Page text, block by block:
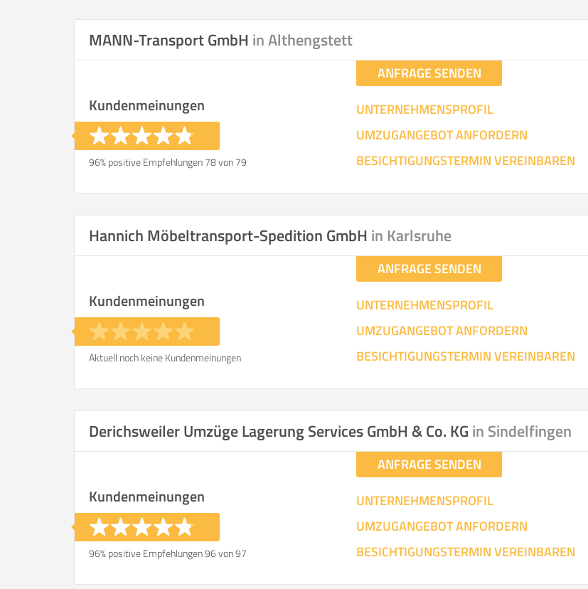
Selbst umziehen.
Helfer .
Stunden
Stunden
KOSTENSCHÄTZUNG:
€ -€ .
SO ERRECHNET SICH DIE KOSTENSCHÄTZUNG
MANN-Transport GmbH in Althengstett
ANFRAGE SENDEN
UNTERNEHMENSPROFIL
UMZUGANGEBOT ANFORDERN
BESICHTIGUNGSTERMIN VEREINBAREN
Kundenmeinungen
96% positive Empfehlungen 78 von 79
Hannich Möbeltransport-Spedition GmbH in Karlsruhe
ANFRAGE SENDEN
UNTERNEHMENSPROFIL
UMZUGANGEBOT ANFORDERN
BESICHTIGUNGSTERMIN VEREINBAREN
Kundenmeinungen
Aktuell noch keine Kundenmeinungen
Derichsweiler Umzüge Lagerung Services GmbH & Co. KGin Sindelfingen
ANFRAGE SENDEN
UNTERNEHMENSPROFIL
UMZUGANGEBOT ANFORDERN
BESICHTIGUNGSTERMIN VEREINBAREN
Kundenmeinungen
96% positive Empfehlungen 96 von 97